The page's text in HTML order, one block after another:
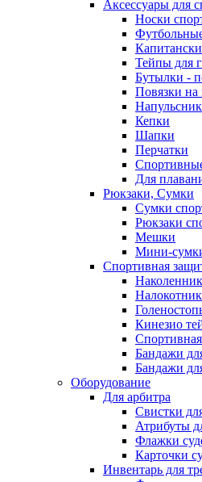
Аксессуары для
Носки
Тейпы для
Бутылки -
Повязки на
Кепки
Шапки
Перчатки
Для
Рюкзаки, Сумки
Сумки
Рюкзаки
Мешки
Мини-
Спортивная
Кинезио
Бандажи
Бандажи
Оборудование
Для арбитра
Свистки
Атрибуты
Флажки
Карточки
Инвентарь для